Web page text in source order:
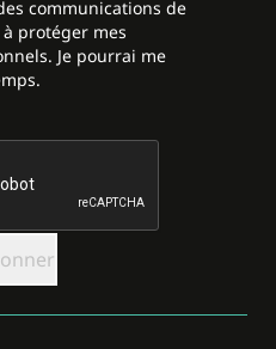
communications de
protéger mes
Je pourrai me